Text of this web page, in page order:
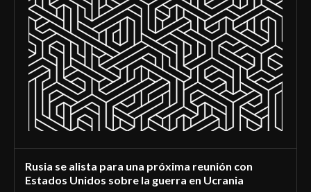
Rusia se alista para una próxima reunión con
Estados Unidos sobre la guerra en Ucrania